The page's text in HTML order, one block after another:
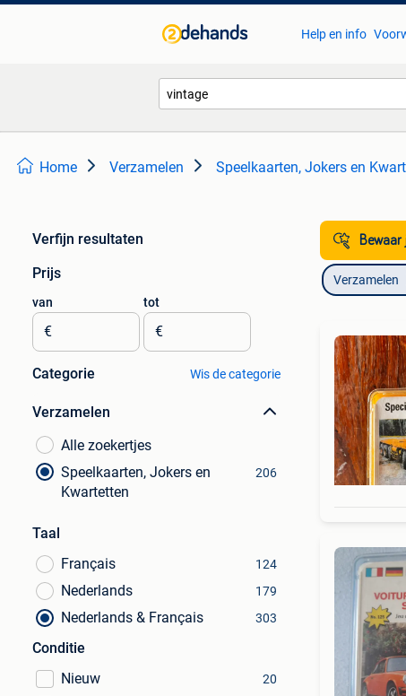
Help en info
Home Verzamelen Speelkaarten, Jokers en
Verfijn resultaten
Prijs
van
€
tot
€
Categorie Wis de categorie
Verzamelen
Alle zoekertjes
Speelkaarten, Jokers en
Kwartetten
206
Taal
Français
124
Nederlands 179
Nederlands & Français 303
Conditie
Nieuw
20
Verzamelen